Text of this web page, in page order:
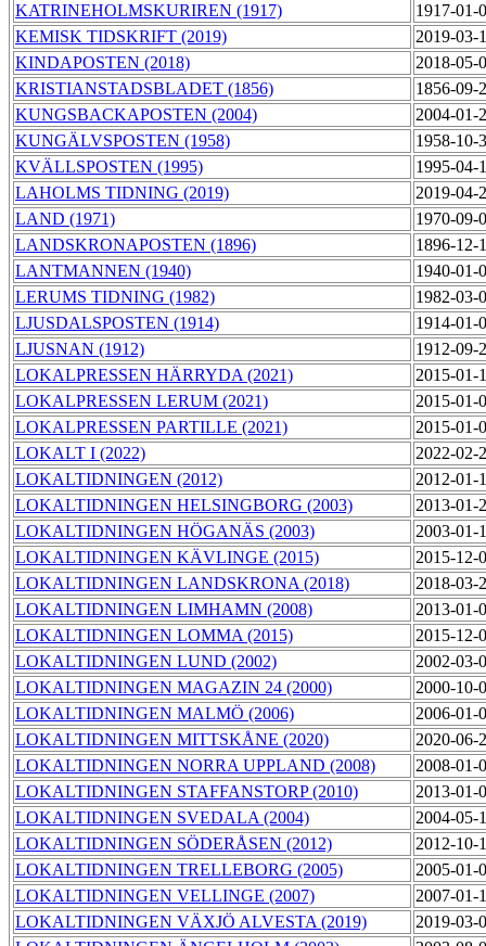
KATRINEHOLMSKURIREN (1917)
1917-01-
KEMISK TIDSKRIFT (2019)
2019-03-
KINDAPOSTEN (2018)
2018-05-
KRISTIANSTADSBLADET (1856)
1856-09-
KUNGSBACKAPOSTEN (2004)
2004-01-
KUNGÄLVSPOSTEN (1958)
1958-10-
KVÄLLSPOSTEN (1995)
1995-04-
LAHOLMS TIDNING (2019)
2019-04-
LAND (1971)
1970-09-
LANDSKRONAPOSTEN (1896)
1896-12-
LANTMANNEN (1940)
1940-01-
LERUMS TIDNING (1982)
1982-03-
LJUSDALSPOSTEN (1914)
1914-01-
LJUSNAN (1912)
1912-09-
LOKALPRESSEN HÄRRYDA (2021)
2015-01-
LOKALPRESSEN LERUM (2021)
2015-01-
LOKALPRESSEN PARTILLE (2021)
2015-01-
LOKALT I (2022)
2022-02-
LOKALTIDNINGEN (2012)
2012-01-
LOKALTIDNINGEN HELSINGBORG (2003)
2013-01-
LOKALTIDNINGEN HÖGANÄS (2003)
2003-01-
LOKALTIDNINGEN KÄVLINGE (2015)
2015-12-
LOKALTIDNINGEN LANDSKRONA (2018)
2018-03-
LOKALTIDNINGEN LIMHAMN (2008)
2013-01-
LOKALTIDNINGEN LOMMA (2015)
2015-12-
LOKALTIDNINGEN LUND (2002)
2002-03-
LOKALTIDNINGEN MAGAZIN 24 (2000)
2000-10-
LOKALTIDNINGEN MALMÖ (2006)
2006-01-
LOKALTIDNINGEN MITTSKÅNE (2020)
2020-06-
LOKALTIDNINGEN NORRA UPPLAND (2008)
2008-01-
LOKALTIDNINGEN STAFFANSTORP (2010)
2013-01-
LOKALTIDNINGEN SVEDALA (2004)
2004-05-
LOKALTIDNINGEN SÖDERÅSEN (2012)
2012-10-
LOKALTIDNINGEN TRELLEBORG (2005)
2005-01-
LOKALTIDNINGEN VELLINGE (2007)
2007-01-
LOKALTIDNINGEN VÄXJÖ ALVESTA (2019)
2019-03-